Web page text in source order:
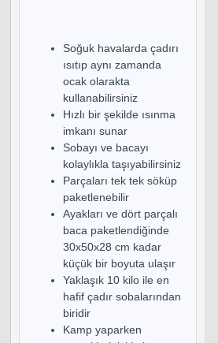
Soğuk havalarda çadırı
ısıtıp aynı zamanda
ocak olarakta
kullanabilirsiniz
Hızlı bir şekilde ısınma
imkanı sunar
Sobayı ve bacayı
kolaylıkla taşıyabilirsiniz
Parçaları tek tek söküp
paketlenebilir
Ayakları ve dört parçalı
baca paketlendiğinde
30x50x28 cm kadar
küçük bir boyuta ulaşır
Yaklaşık 10 kilo ile en
hafif çadır sobalarından
biridir
Kamp yaparken